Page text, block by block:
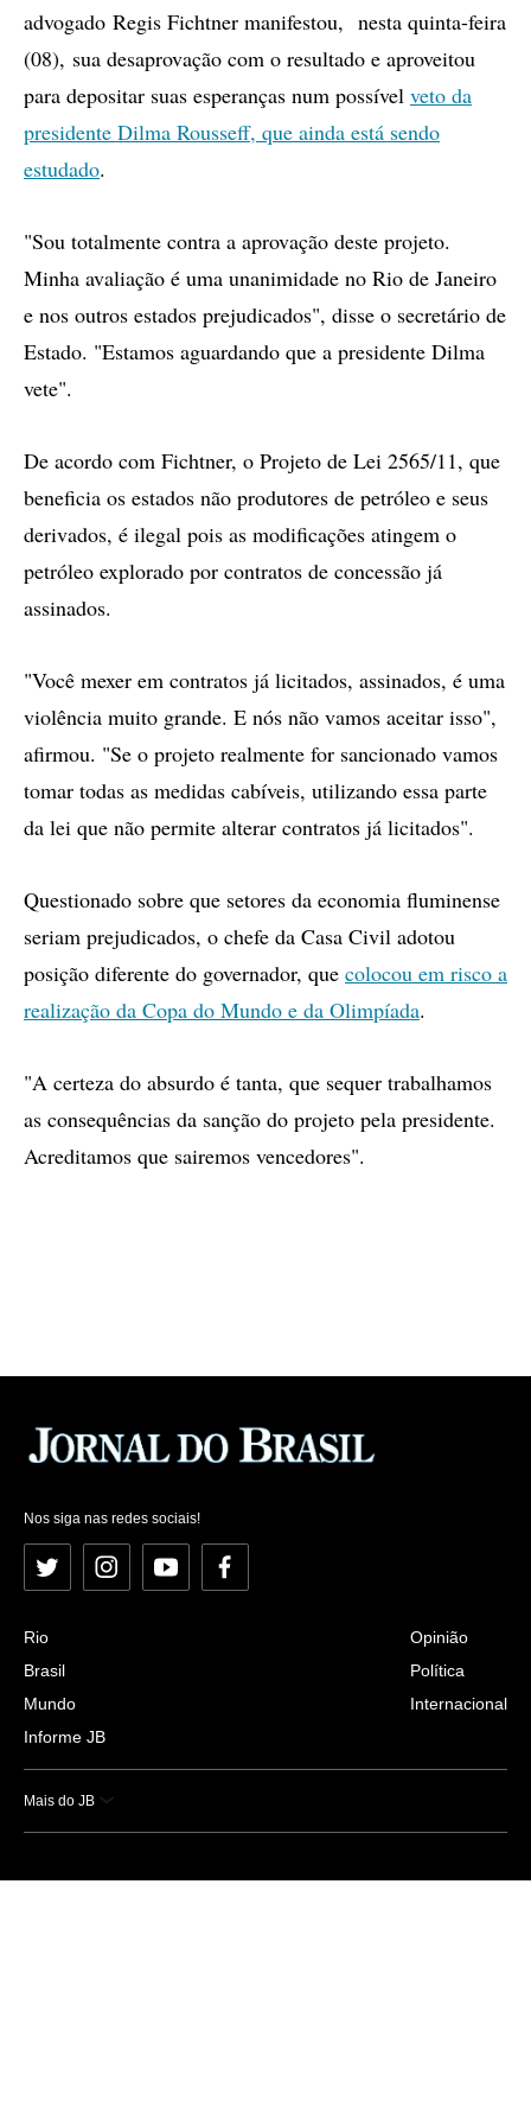
advogado Regis Fichtner manifestou, nesta quinta-feira
(08), sua desaprovação com o resultado e aproveitou
para depositar suas esperanças num possível veto da
presidente Dilma Rousseff, que ainda está sendo
estudado.
"Sou totalmente contra a aprovação deste projeto.
Minha avaliação é uma unanimidade no Rio de Janeiro
e nos outros estados prejudicados", disse o secretário de
Estado. "Estamos aguardando que a presidente Dilma
vete".
De acordo com Fichtner, o Projeto de Lei 2565/11, que
beneficia os estados não produtores de petróleo e seus
derivados, é ilegal pois as modificações atingem o
petróleo explorado por contratos de concessão já
assinados.
"Você mexer em contratos já licitados, assinados, é uma
violência muito grande. E nós não vamos aceitar isso",
afirmou. "Se o projeto realmente for sancionado vamos
tomar todas as medidas cabíveis, utilizando essa parte
da lei que não permite alterar contratos já licitados".
Questionado sobre que setores da economia fluminense
seriam prejudicados, o chefe da Casa Civil adotou
posição diferente do governador, que colocou em risco a
realização da Copa do Mundo e da Olimpíada.
"A certeza do absurdo é tanta, que sequer trabalhamos
as consequências da sanção do projeto pela presidente.
Acreditamos que sairemos vencedores".
Nos siga nas redes sociais!
Twitter InstagramYouTubeFacebook
Rio
Brasil
Mundo
Informe JB
Opinião
Política
Internacional
Mais do JB
Esportes